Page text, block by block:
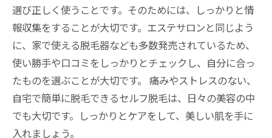
選び正しく使うことです。そのためには、しっかりと情
報収集をすることが大切です。エステサロンと同じよう
に、家で使える脱毛器なども多数発売されているため、
使い勝手や口コミをしっかりとチェックし、自分に合っ
たものを選ぶことが大切です。 痛みやストレスのない、
自宅で簡単に脱毛できるセルフ脱毛は、日々の美容の中
でも大切です。しっかりとケアをして、美しい肌を手に
入れましょう。